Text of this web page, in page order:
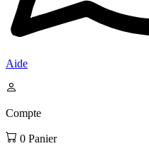
Aide
Compte
0 Panier